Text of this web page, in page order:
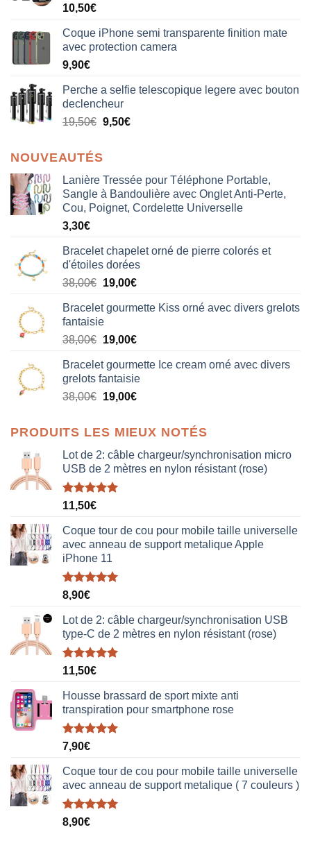
Note5.00
10,50€
Coque iPhone semi transparente finition mate
avec protection camera
9,90€
Perche a selfie telescopique legere avec bouton
declencheur
19,50€ 9,50€
NOUVEAUTÉS
Lanière Tressée pour Téléphone Portable,
Sangle à Bandoulière avec Onglet Anti-Perte,
Cou, Poignet, Cordelette Universelle
3,30€
Bracelet chapelet orné de pierre colorés et
d'étoiles dorées
38,00€ Le
initial
était :
38,00€.
19,00€Le
actuel
19,00€.
Bracelet gourmette Kiss orné avec divers grelots
fantaisie
38,00€ Le
initial
était :
38,00€.
19,00€Le
actuel
est :
19,00€.
Bracelet gourmette Ice cream orné avec divers
grelots fantaisie
38,00€ Le
était :
38,00€.
19,00€Le
est :
19,00€.
PRODUITS LES MIEUX NOTÉS
Lot de 2: câble chargeur/synchronisation micro
USB de 2 mètres en nylon résistant (rose)
Note5.00
11,50€
Coque tour de cou pour mobile taille universelle
avec anneau de support metalique Apple
iPhone 11
Note5.00
8,90€
Lot de 2: câble chargeur/synchronisation USB
type-C de 2 mètres en nylon résistant (rose)
Note5.00
11,50€
Housse brassard de sport mixte anti
transpiration pour smartphone rose
Note5.00
7,90€
Coque tour de cou pour mobile taille universelle
avec anneau de support metalique ( 7 couleurs )
Note5.00
8,90€